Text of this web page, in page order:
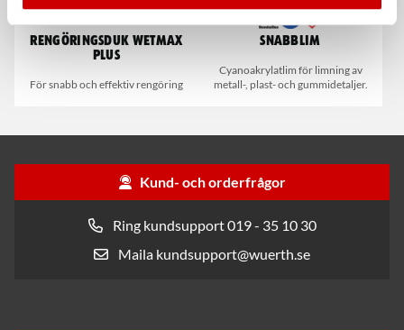
Rengöringsduk Wetmax
Plus
För snabb och effektiv rengöring
Snabblim
Cyanoakrylatlim för limning av
metall-, plast- och gummidetaljer.
Kund- och orderfrågor
Ring kundsupport 019 - 35 10 30
Maila kundsupport@wuerth.se